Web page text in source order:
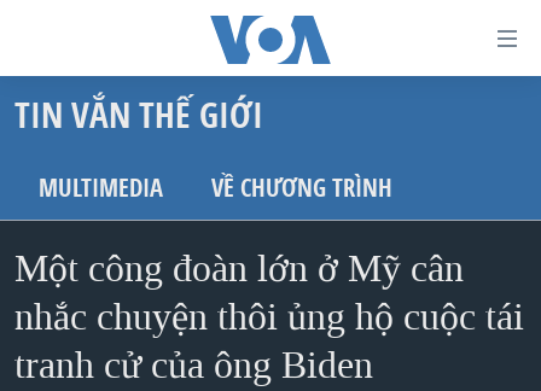
dẫn
truy
cập
dung
chính
Tới
TRANG CHỦ
VIỆT NAM
HOA KỲ
BIỂN ĐÔNG
THẾ GIỚI
TIN VẮN THẾ GIỚI
MULTIMEDIA VỀ CHƯƠNG TRÌNH
Một công đoàn lớn ở Mỹ cân
nhắc chuyện thôi ủng hộ cuộc tái
tranh cử của ông Biden